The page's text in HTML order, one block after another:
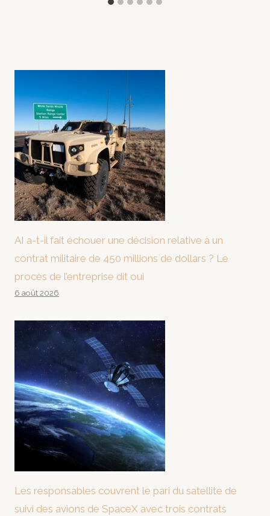
AI a-t-il fait échouer une décision relative à un
contrat militaire de 450 millions de dollars ? Le
procès de l’entreprise dit oui
6 août 2026
Les responsables couvrent le pari du satellite de
suivi des avions de SpaceX avec trois contrats